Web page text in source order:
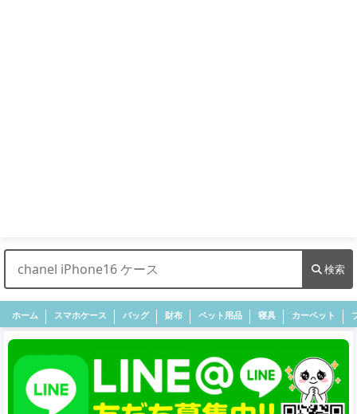
検索
ホーム スマホケース バッグ 財布 ペット用品 寝具 カーペット